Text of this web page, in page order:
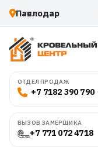
ОТДЕЛ ПРОДАЖ
+7 7182 390 790
ВЫЗОВ ЗАМЕРЩИКА
+7 771 072 4718